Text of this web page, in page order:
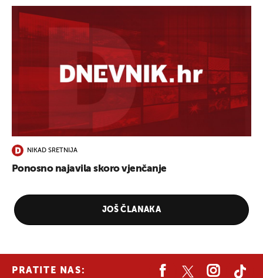
NIKAD SRETNIJA
Ponosno najavila skoro vjenčanje
JOŠ ČLANAKA
PRATITE NAS:
UKLJUČITE NOTIFIKACIJE